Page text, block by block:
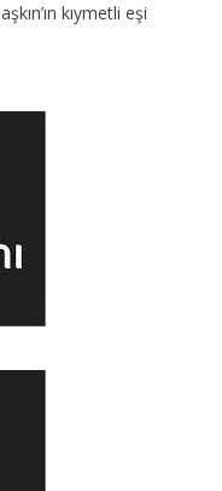
kıymetli eşi